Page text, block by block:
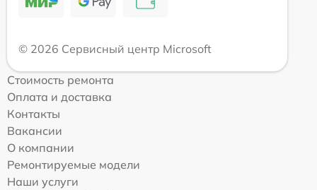
© 2026 Сервисный центр Microsoft
Стоимость ремонта
Оплата и доставка
Контакты
Вакансии
О компании
Ремонтируемые модели
Наши услуги